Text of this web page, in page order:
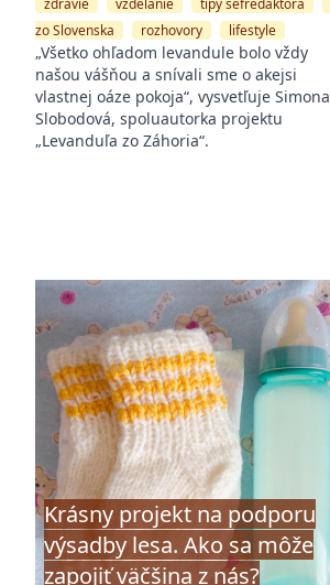
zdravie
vzdelanie tipy séfredaktora
zo Slovenska
rozhovory lifestyle
„Všetko ohľadom levandule bolo vždy
našou vášňou a snívali sme o akejsi
vlastnej oáze pokoja“, vysvetľuje Simona
Slobodová, spoluautorka projektu
„Levanduľa zo Záhoria“.
Krásny projekt na podporu
výsadby lesa. Ako sa môže
zapojiť väčšina z nás?